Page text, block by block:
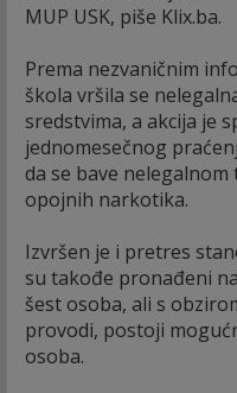
MUP USK, piše Klix.ba.
Prema nezvaničnim
škola vršila se
sredstvima, a akcija je
jednomesečnog
da se bave
opojnih narkotika.
Izvršen je i pretres
su takođe pronađeni
šest osoba, ali s
provodi, postoji
osoba.